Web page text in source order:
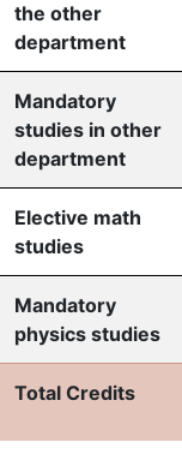
the other
department
Mandatory
studies in other
department
Elective math
studies
Mandatory
physics studies
Total Credits